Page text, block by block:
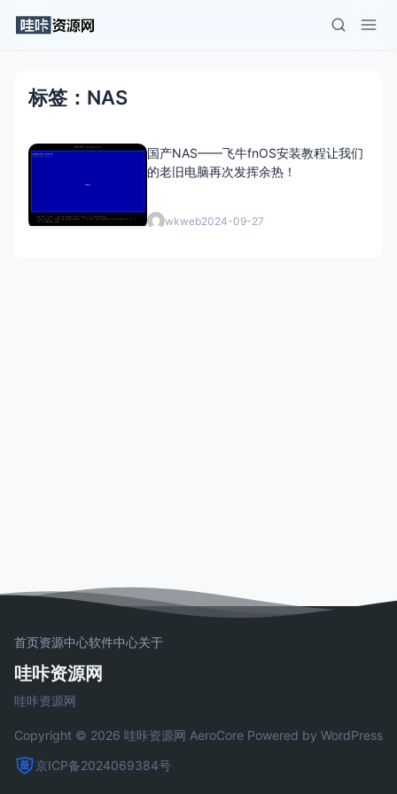
标签：NAS
国产NAS——飞牛fnOS安装教程让我们
的老旧电脑再次发挥余热！
wkweb2024-09-27
首页资源中心软件中心关于
哇咔资源网
哇咔资源网
Copyright © 2026 哇咔资源网 AeroCore Powered by WordPress
京ICP备2024069384号